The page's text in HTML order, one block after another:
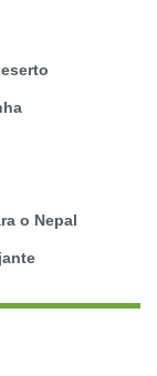
o Nepal